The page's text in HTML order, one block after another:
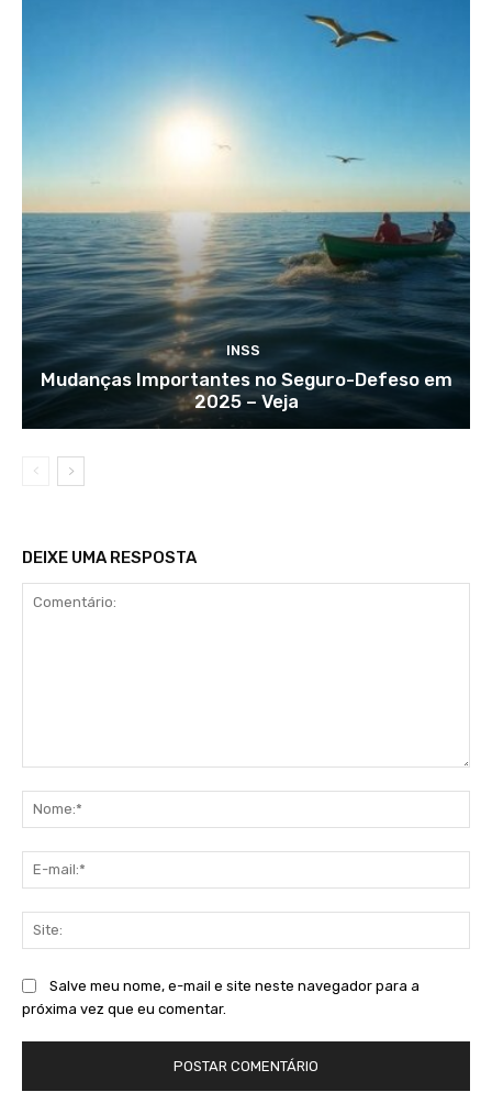
INSS
Mudanças Importantes no Seguro-Defeso em
2025 – Veja
DEIXE UMA RESPOSTA
Salve meu nome, e-mail e site neste navegador para a
próxima vez que eu comentar.